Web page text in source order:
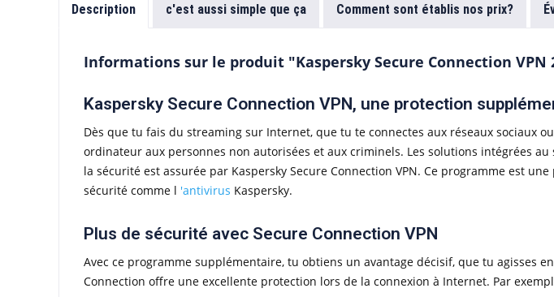
Description c'est aussi simple que ça Comment sont établis nos prix?
Informations sur le produit "Kaspersky Secure Connection VPN
Kaspersky Secure Connection VPN, une protection
Dès que tu fais du streaming sur Internet, que tu te connectes aux réseaux sociaux
ordinateur aux personnes non autorisées et aux criminels. Les solutions intégrées
la sécurité est assurée par Kaspersky Secure Connection VPN. Ce programme est
sécurité comme l 'antivirus Kaspersky.
Plus de sécurité avec Secure Connection VPN
Avec ce programme supplémentaire, tu obtiens un avantage décisif, que tu agisses
Connection offre une excellente protection lors de la connexion à Internet. Par